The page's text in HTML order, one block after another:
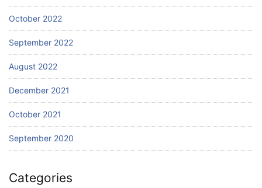
October 2022
September 2022
August 2022
December 2021
October 2021
September 2020
Categories